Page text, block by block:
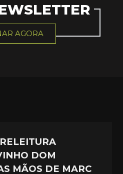
AGORA
DOM
MÃOS DE MARC